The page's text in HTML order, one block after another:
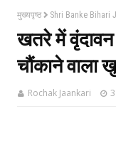
मुख्यपृष्ठ Shri Banke Bihari
खतरे में वृंदावन
चौंकाने वाला
Rochak Jaankari